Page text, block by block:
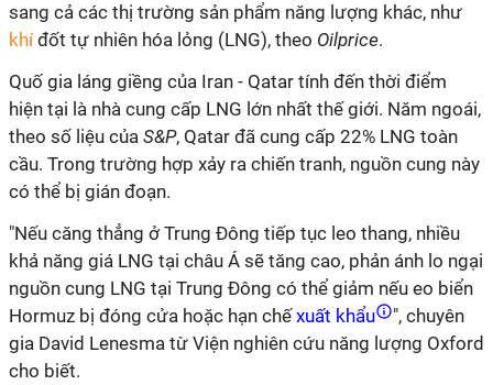
sang cả các thị trường sản phẩm năng lượng khác, như
khíđốt tự nhiên hóa lỏng (LNG), theo Oilprice.
Quố gia láng giềng của Iran - Qatar tính đến thời điểm
hiện tại là nhà cung cấp LNG lớn nhất thế giới. Năm ngoái,
theo số liệu của S&P, Qatar đã cung cấp 22% LNG toàn
cầu. Trong trường hợp xảy ra chiến tranh, nguồn cung này
có thể bị gián đoạn.
"Nếu căng thẳng ở Trung Đông tiếp tục leo thang, nhiều
khả năng giá LNG tại châu Á sẽ tăng cao, phản ánh lo ngại
nguồn cung LNG tại Trung Đông có thể giảm nếu eo biển
Hormuz bị đóng cửa hoặc hạn chếxuất khẩu
", chuyên
gia David Lenesma từ Viện nghiên cứu năng lượng Oxford
cho biết.